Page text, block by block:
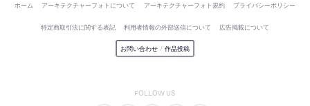
ホーム アーキテクチャーフォトについて アーキテクチャーフォト規約 プライバシーポリシー
特定商取引法に関する表記 利用者情報の外部送信について 広告掲載について
お問い合わせ / 作品投稿